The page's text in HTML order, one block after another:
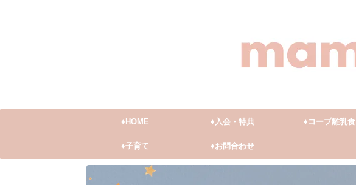
♦︎HOME ♦︎入会・特典 ♦︎コープ離乳食
♦︎子育て ♦︎お問合わせ